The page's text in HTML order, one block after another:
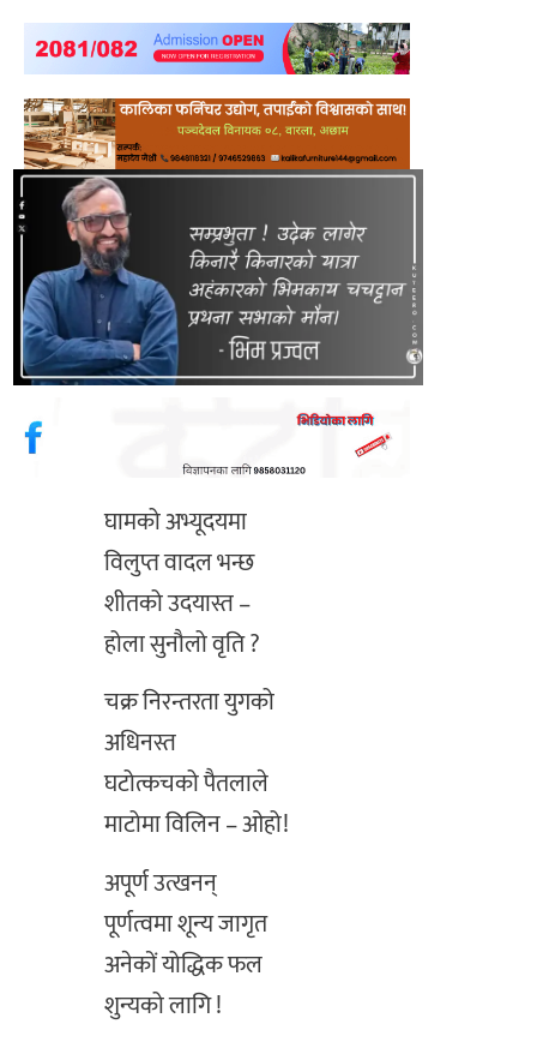
घामको अभ्यूदयमा
विलुप्त वादल भन्छ
शीतको उदयास्त –
होला सुनौलो वृति ?
चक्र निरन्तरता युगको
अधिनस्त
घटोत्कचको पैतलाले
माटोमा विलिन – ओहो!
अपूर्ण उत्खनन्
पूर्णत्वमा शून्य जागृत
अनेकों योद्धिक फल
शुन्यको लागि !